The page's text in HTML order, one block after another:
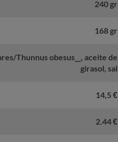
240 gr
168 gr
Thunnus obesus__, aceite de
girasol, sal
14,5 €
2.44 €